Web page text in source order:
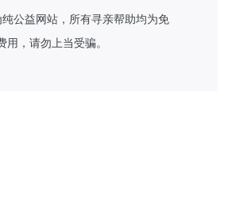
公益网站，所有寻亲帮助均为免
用，请勿上当受骗。